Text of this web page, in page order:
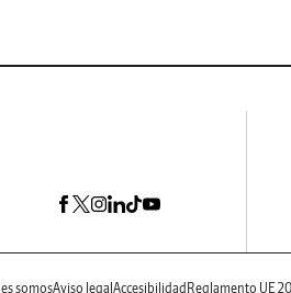
somosAviso legal Accesibilidad Reglamento UE